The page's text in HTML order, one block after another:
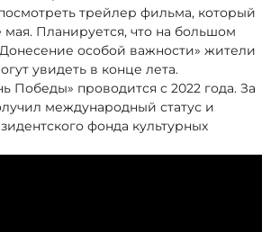
трейлер фильма, который
Планируется, что на большом
особой важности» жители
увидеть в конце лета.
Победы» проводится с 2022 года. За
международный статус и
фонда культурных